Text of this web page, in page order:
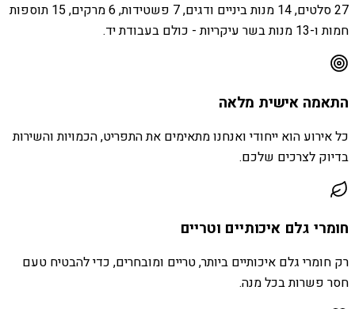
27 סלטים, 14 מנות ביניים ודגים, 7 פשטידות, 6 מרקים, 15 תוספות
חמות ו-13 מנות בשר עיקריות - כולם בעבודת יד.
התאמה אישית מלאה
כל אירוע הוא ייחודי ואנחנו מתאימים את התפריט, הכמויות והשירות
בדיוק לצרכים שלכם.
חומרי גלם איכותיים וטריים
רק חומרי גלם איכותיים ביותר, טריים ומובחרים, כדי להבטיח טעם
חסר פשרות בכל מנה.